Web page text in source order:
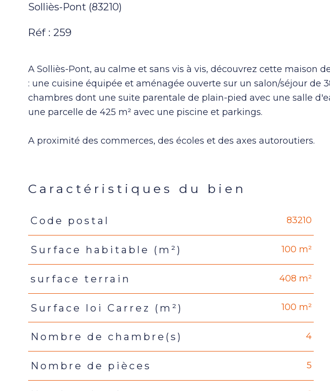
Solliès-Pont (83210)
Réf : 259
A Solliès-Pont, au calme et sans vis à vis, découvrez cette maison
: une cuisine équipée et aménagée ouverte sur un salon/séjour de
chambres dont une suite parentale de plain-pied avec une salle
une parcelle de 425 m² avec une piscine et parkings.
A proximité des commerces, des écoles et des axes autoroutiers.
Caractéristiques du bien
Caractéristiques
Code postal 83210
Surface habitable (m²) 100 m²
surface terrain 408 m²
Surface loi Carrez (m²) 100 m²
Nombre de chambre(s) 4
Nombre de pièces 5